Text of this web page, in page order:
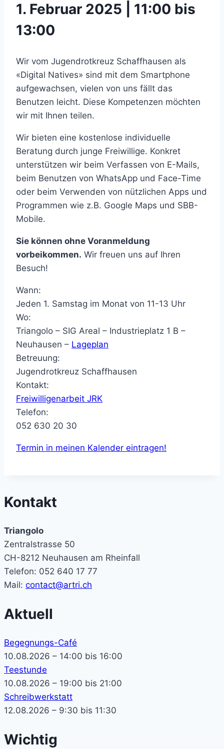
1. Februar 2025 | 11:00 bis
13:00
Wir vom Jugendrotkreuz Schaffhausen als
«Digital Natives» sind mit dem Smartphone
aufgewachsen, vielen von uns fällt das
Benutzen leicht. Diese Kompetenzen möchten
wir mit Ihnen teilen.
Wir bieten eine kostenlose individuelle
Beratung durch junge Freiwillige. Konkret
unterstützen wir beim Verfassen von E-Mails,
beim Benutzen von WhatsApp und Face-Time
oder beim Verwenden von nützlichen Apps und
Programmen wie z.B. Google Maps und SBB-
Mobile.
Sie können ohne Voranmeldung
vorbeikommen. Wir freuen uns auf Ihren
Besuch!
Wann:
Jeden 1. Samstag im Monat von 11-13 Uhr
Wo:
Triangolo – SIG Areal – Industrieplatz 1 B –
Neuhausen – Lageplan
Betreuung:
Jugendrotkreuz Schaffhausen
Kontakt:
Freiwilligenarbeit JRK
Telefon:
052 630 20 30
Termin in meinen Kalender eintragen!
Kontakt
Triangolo
Zentralstrasse 50
CH-8212 Neuhausen am Rheinfall
Telefon: 052 640 17 77
Mail: contact@artri.ch
Aktuell
Begegnungs-Café
10.08.2026 – 14:00 bis 16:00
Teestunde
10.08.2026 – 19:00 bis 21:00
Schreibwerkstatt
12.08.2026 – 9:30 bis 11:30
Wichtig